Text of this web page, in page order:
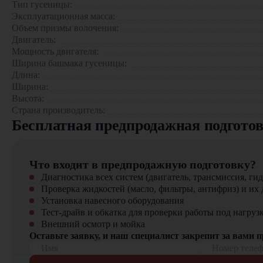
Бульдозер CASE 2050M используется:
Строительство — расчистка площадок, выравнивание
Карьерные работы — добыча полезных ископаемых,
Коммунальное хозяйство — расчистка больших площадей,
Земельные работы — мелиорация, подготовка
Бульдозер CASE 2050M сочетает в себе высокую
кабина делают эту модель идеальной для профессионалов,
спецтехники, вилочной и малой складской техники,
Тип гусеницы:
Эксплуатационная масса:
Объем призмы волочения:
Двигатель:
Мощность двигателя:
Ширина башмака гусеницы:
Длина:
Ширина:
Высота:
Страна производитель:
Бесплатная предпродажная
Что входит в предпродажную подготовку?
Диагностика всех систем (двигатель, трансмиссия,
Проверка жидкостей (масло, фильтры, антифриз) и их
Установка навесного оборудования
Тест-драйв и обкатка для проверки работы под
Внешний осмотр и мойка
Оставьте заявку, и наш специалист закрепит за вами